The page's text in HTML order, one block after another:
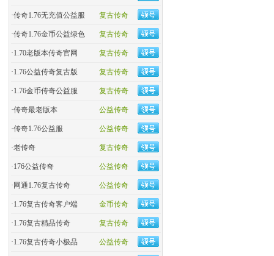
复古传奇
·传奇1.76无充值公益服
复古传奇
·传奇1.76金币公益绿色
复古传奇
·1.70老版本传奇官网
复古传奇
·1.76公益传奇复古版
复古传奇
·​1.76金币传奇公益服
公益传奇
·​传奇最老版本
公益传奇
·传奇1.76公益服
复古传奇
·老传奇
公益传奇
·176公益传奇
公益传奇
· 网通1.76复古传奇
金币传奇
·1.76复古传奇客户端
复古传奇
·1.76复古精品传奇
公益传奇
·1.76复古传奇小极品